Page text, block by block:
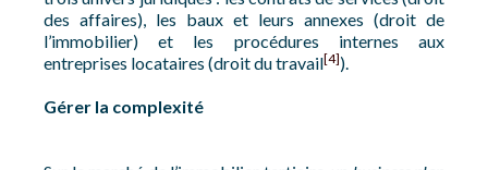
des affaires), les baux et leurs annexes (droit de
l’immobilier) et les procédures internes aux
entreprises locataires (droit du travail[4]).
Gérer la complexité